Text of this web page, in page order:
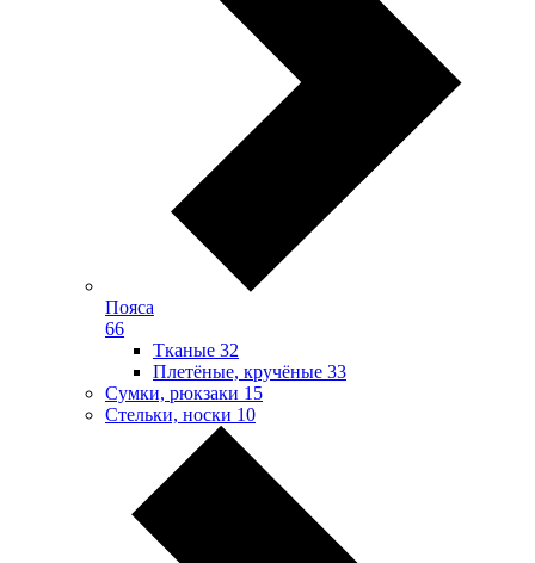
Пояса
66
Тканые 32
Плетёные, кручёные 33
Сумки, рюкзаки 15
Стельки, носки 10